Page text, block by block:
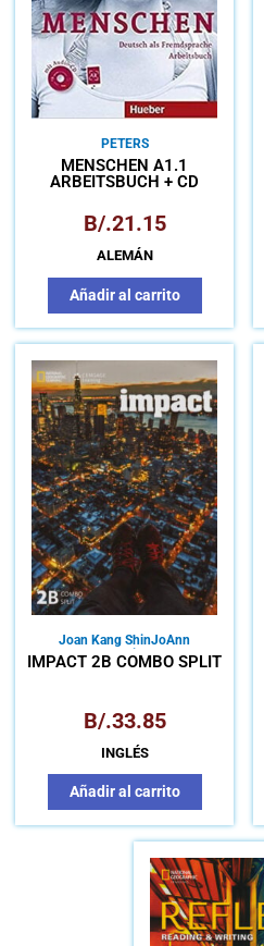
PETERS
MENSCHEN A1.1
ARBEITSBUCH + CD
B/.21.15
ALEMÁN
Añadir al carrito
Joan Kang ShinJoAnn
CrandallKatherine Stannett
IMPACT 2B COMBO SPLIT
B/.33.85
INGLÉS
Añadir al carrito